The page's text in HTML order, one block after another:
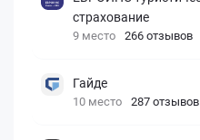
страхование
9 место 266 отзывов
Гайде
10 место 287 отзывов